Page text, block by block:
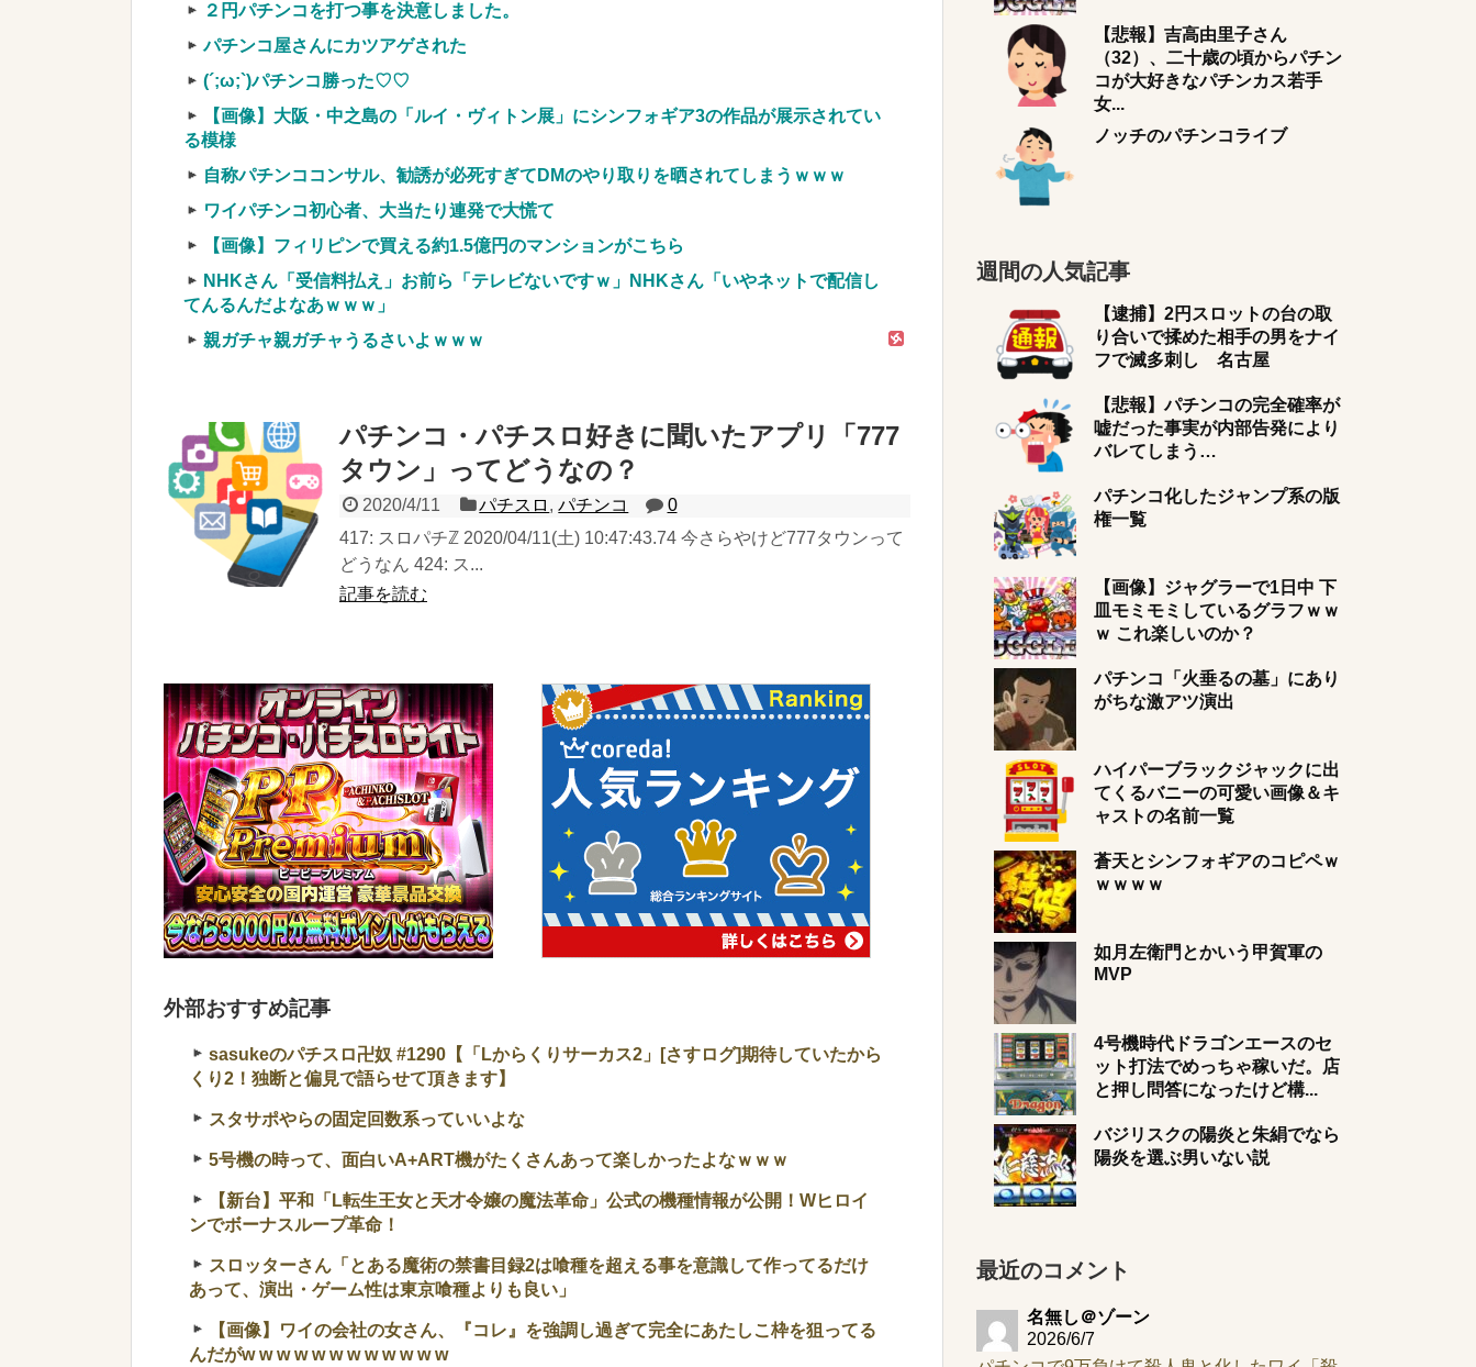
Powered by livedoor 相互RSS
２円パチンコを打つ事を決意しました。
パチンコ屋さんにカツアゲされた
(´;ω;`)パチンコ勝った♡♡
【画像】大阪・中之島の「ルイ・ヴィトン展」にシンフォギア3の作品が展示されてい
る模様
自称パチンココンサル、勧誘が必死すぎてDMのやり取りを晒されてしまうｗｗｗ
ワイパチンコ初心者、大当たり連発で大慌て
【画像】フィリピンで買える約1.5億円のマンションがこちら
NHKさん「受信料払え」お前ら「テレビないですｗ」NHKさん「いやネットで配信し
てんるんだよなあｗｗｗ」
親ガチャ親ガチャうるさいよｗｗｗ
パチンコ・パチスロ好きに聞いたアプリ「777
タウン」ってどうなの？
2020/4/11 パチスロ ,パチンコ
0
417: スロパチℤ 2020/04/11(土) 10:47:43.74 今さらやけど777タウンって
どうなん 424: ス...
記事を読む
外部おすすめ記事
sasukeのパチスロ卍奴 #1290【「Lからくりサーカス2」[さすログ]期待していたから
くり2！独断と偏見で語らせて頂きます】
スタサポやらの固定回数系っていいよな
5号機の時って、面白いA+ART機がたくさんあって楽しかったよなｗｗｗ
【新台】平和「L転生王女と天才令嬢の魔法革命」公式の機種情報が公開！Wヒロイ
ンでボーナスループ革命！
スロッターさん「とある魔術の禁書目録2は喰種を超える事を意識して作ってるだけ
あって、演出・ゲーム性は東京喰種よりも良い」
【画像】ワイの会社の女さん、『コレ』を強調し過ぎて完全にあたしこ枠を狙ってる
んだがw w w w w w w w w w w w
【悲報】吉高由里子さん
（32）、二十歳の頃からパチン
コが大好きなパチンカス若手
女...
ノッチのパチンコライブ
週間の人気記事
【逮捕】2円スロットの台の取
り合いで揉めた相手の男をナイ
フで滅多刺し 名古屋
【悲報】パチンコの完全確率が
嘘だった事実が内部告発により
バレてしまう…
パチンコ化したジャンプ系の版
権一覧
【画像】ジャグラーで1日中 下
皿モミモミしているグラフｗｗ
ｗ これ楽しいのか？
パチンコ「火垂るの墓」にあり
がちな激アツ演出
ハイパーブラックジャックに出
てくるバニーの可愛い画像＆キ
ャストの名前一覧
蒼天とシンフォギアのコピペｗ
ｗｗｗｗ
如月左衛門とかいう甲賀軍の
MVP
4号機時代ドラゴンエースのセ
ット打法でめっちゃ稼いだ。店
と押し問答になったけど構...
バジリスクの陽炎と朱絹でなら
陽炎を選ぶ男いない説
最近のコメント
名無し＠ゾーン
2026/6/7